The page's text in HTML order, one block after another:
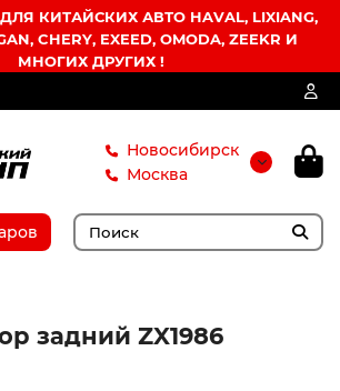
КИТАЙСКИХ АВТО HAVAL, LIXIANG,
CHERY, EXEED, OMODA, ZEEKR И
МНОГИХ ДРУГИХ !
Новосибирск
Москва
задний ZX1986